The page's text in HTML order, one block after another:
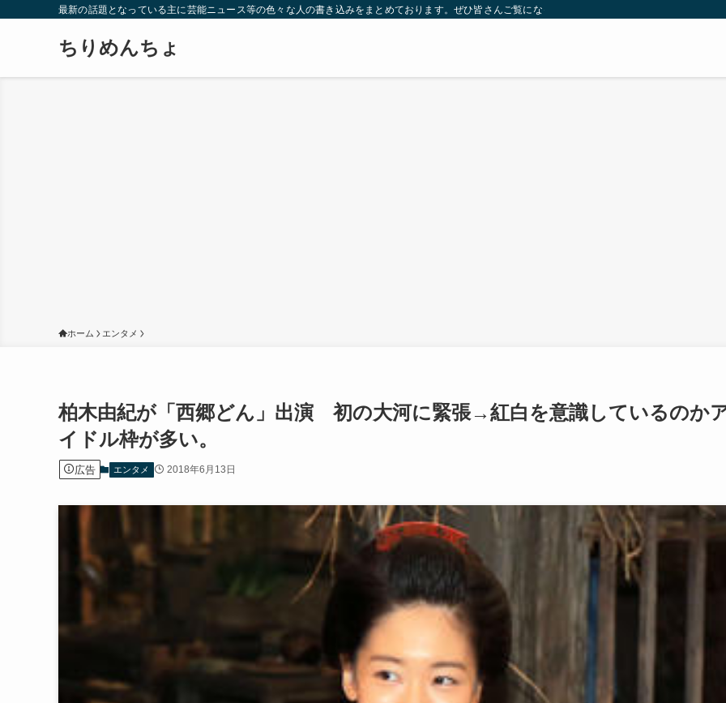
最新の話題となっている主に芸能ニュース等の色々な人の書き込みをまとめております。ぜひ皆さんご覧になっていってください。
ちりめんちょ
ホーム エンタメ
柏木由紀が「西郷どん」出演 初の大河に緊張→紅白を意識しているのか
イドル枠が多い。
広告 エンタメ 2018年6月13日